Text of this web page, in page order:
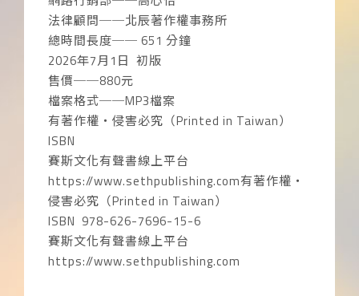
法律顧問──北辰著作權事務所
總時間長度── 651 分鐘
2026年7月1日 初版
售價──880元
檔案格式──MP3檔案
有著作權‧侵害必究（Printed in Taiwan）
ISBN
賽斯文化有聲書線上平台
https://www.sethpublishing.com有著作權‧
侵害必究（Printed in Taiwan）
ISBN 978-626-7696-15-6
賽斯文化有聲書線上平台
https://www.sethpublishing.com